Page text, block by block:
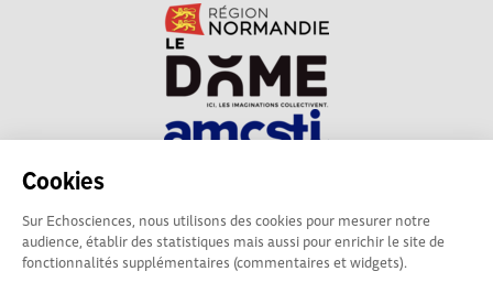
Cookies
Sur Echosciences, nous utilisons des cookies pour mesurer notre
audience, établir des statistiques mais aussi pour enrichir le site de
fonctionnalités supplémentaires (commentaires et widgets).
technique et du dialogue science-société en Normandie.
cogito-normandie.fr est membre du réseau Echosciences
France animé par l'Amcsti.